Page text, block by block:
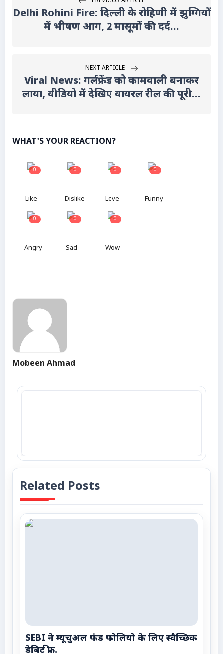
Delhi Rohini Fire: दिल्ली के रोहिणी में झुग्गियों
में भीषण आग, 2 मासूमों की दर्द...
NEXT ARTICLE
Viral News: गर्लफ्रेंड को कामवाली बनाकर
लाया, वीडियो में देखिए वायरल रील की पूरी...
WHAT'S YOUR REACTION?
0
Like
0
Dislike
0
Love
0
Funny
0
Angry
0
Sad
0
Wow
Mobeen Ahmad
Related Posts
SEBI ने म्यूचुअल फंड फोलियो के लिए स्वैच्छिक
डेबिट फ्री...